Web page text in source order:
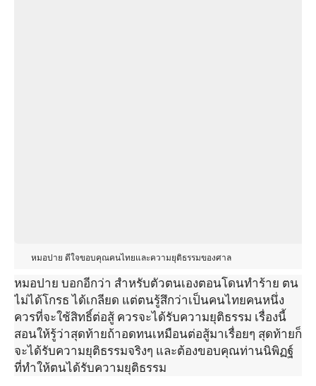
หมอปาย ดีใจขอบคุณคนไทยและความยุติธรรมของศาล
หมอปาย บอกอีกว่า สำหรับตัวตนเองตอนโดนทำร้าย ตน
ไม่ได้โกรธ ได้เกลียด แต่ตนรู้สึกว่าเป็นคนไทยคนหนึ่ง
ควรที่จะใช้สิทธิ์ต่อสู้ ควรจะได้รับความยุติธรรม เรื่องนี้
สอนให้รู้ว่าสุดท้ายถ้าอดทนเหมือนต่อสู้มาเรื่อยๆ สุดท้ายก็
จะได้รับความยุติธรรมจริงๆ และต้องขอบคุณท่านนิพิฏฐ์
ที่ทำให้ตนได้รับความยุติธรรม